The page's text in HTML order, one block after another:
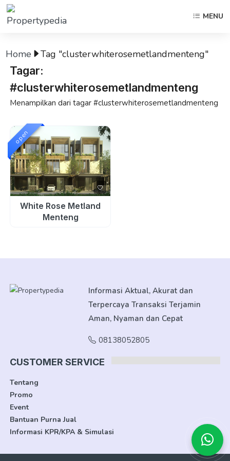
MENU
Home Tag "clusterwhiterosemetlandmenteng"
Tagar:
#clusterwhiterosemetlandmenteng
Menampilkan dari tagar #clusterwhiterosemetlandmenteng
open
White Rose Metland
Menteng
Informasi Aktual, Akurat dan
Terpercaya Transaksi Terjamin
Aman, Nyaman dan Cepat
08138052805
CUSTOMER SERVICE
Tentang
Promo
Event
Bantuan Purna Jual
Informasi KPR/KPA & Simulasi